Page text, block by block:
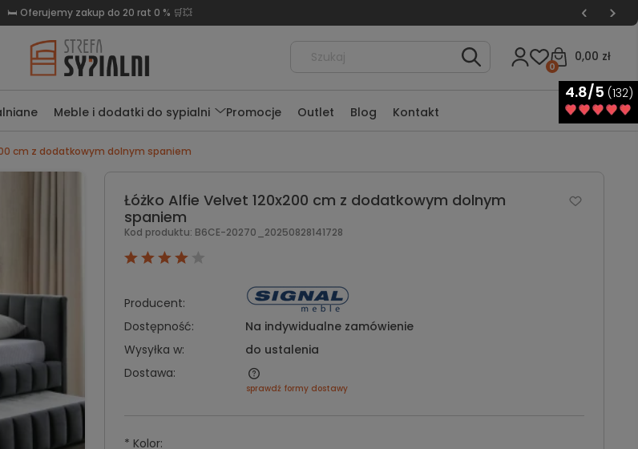
🛏️ Oferujemy zakup do 20 rat 0 % 🛒💥
0,00 zł
0
Meble i dodatki do sypialni Promocje Outlet Blog Kontakt
cm z dodatkowym dolnym spaniem
Łóżko Alfie Velvet 120x200 cm z dodatkowym dolnym
spaniem
Kod produktu: B6CE-20270_20250828141728
Producent:
Dostępność:
Na indywidualne zamówienie
Wysyłka w:
do ustalenia
Dostawa:
sprawdź formy dostawy
* Kolor:
4.8/5 (132)